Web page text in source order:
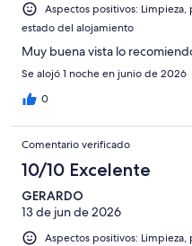
Aspectos positivos: Limpieza,
estado del alojamiento
Muy buena vista lo
Se alojó 1 noche en junio de 2026
0
Comentario verificado
10/10 Excelente
GERARDO
13 de jun de 2026
Aspectos positivos: Limpieza,